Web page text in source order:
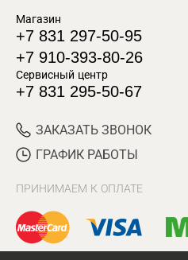
Магазин
+7 831 297-50-95
+7 910-393-80-26
Сервисный центр
+7 831 295-50-67
ЗАКАЗАТЬ ЗВОНОК
ГРАФИК РАБОТЫ
ПРИНИМАЕМ К ОПЛАТЕ